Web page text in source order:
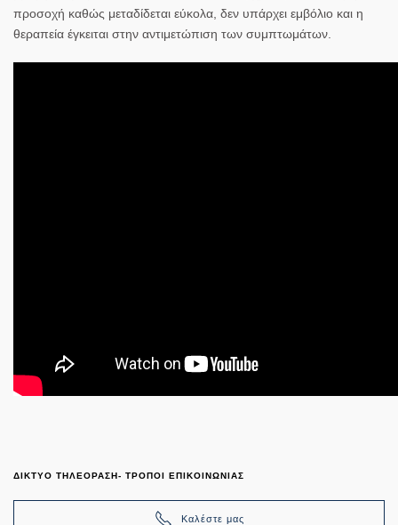
προσοχή καθώς μεταδίδεται εύκολα, δεν υπάρχει εμβόλιο και η
θεραπεία έγκειται στην αντιμετώπιση των συμπτωμάτων.
ΔΙΚΤΥΟ ΤΗΛΕΟΡΑΣΗ- ΤΡΟΠΟΙ ΕΠΙΚΟΙΝΩΝΙΑΣ
Καλέστε μας